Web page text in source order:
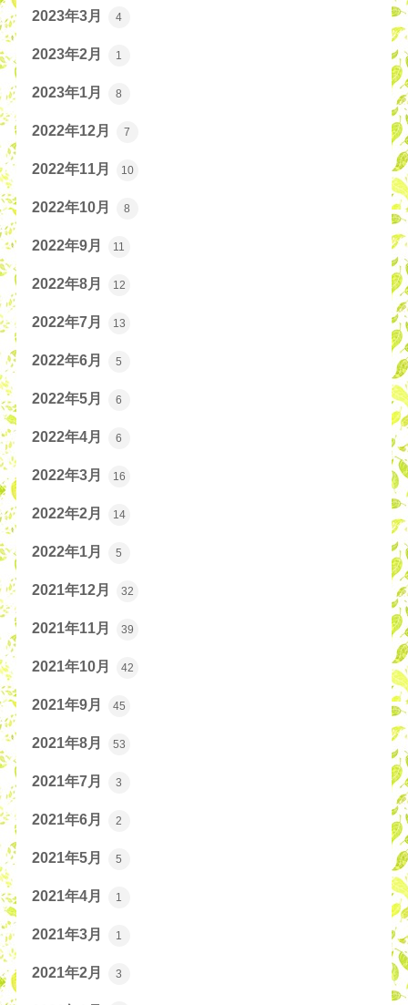
2023年3月 4
2023年2月 1
2023年1月 8
2022年12月 7
2022年11月 10
2022年10月 8
2022年9月 11
2022年8月 12
2022年7月 13
2022年6月 5
2022年5月 6
2022年4月 6
2022年3月 16
2022年2月 14
2022年1月 5
2021年12月 32
2021年11月 39
2021年10月 42
2021年9月 45
2021年8月 53
2021年7月 3
2021年6月 2
2021年5月 5
2021年4月 1
2021年3月 1
2021年2月 3